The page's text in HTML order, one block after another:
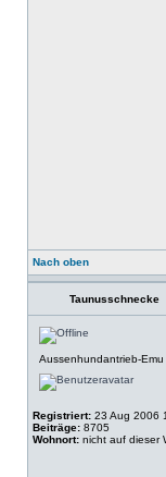
Nach oben
Taunusschnecke
Aussenhundantrieb-Emu
Registriert: 23 Aug 2006
Beiträge: 8705
Wohnort: nicht auf dieser